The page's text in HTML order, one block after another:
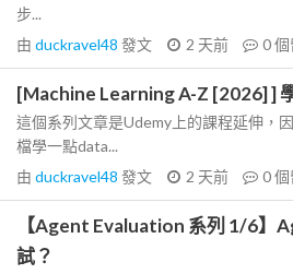
步...
由 duckravel48 發文 2 天前 0個
[Machine Learning A-Z [2026] ]
這個系列文章是Udemy上的課程延伸，
檔學一點data...
由 duckravel48 發文 2 天前 0個
【Agent Evaluation 系列 1/6】
試？